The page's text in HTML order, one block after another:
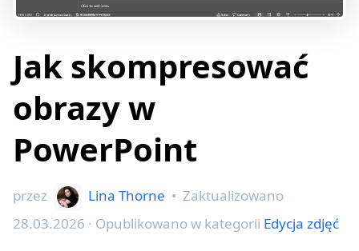
Jak skompresować
obrazy w
PowerPoint
przez Lina Thorne • Zaktualizowano
28.03.2026 · Opublikowano w kategorii Edycja zdjęć